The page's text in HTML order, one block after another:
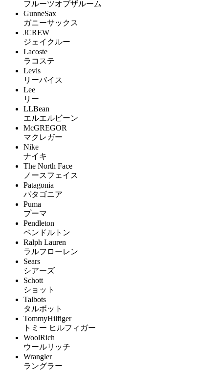
フルーツオブザルーム
GunneSax
ガニーサックス
JCREW
ジェイクルー
Lacoste
ラコステ
Levis
リーバイス
Lee
リー
LLBean
エルエルビーン
McGREGOR
マクレガー
Nike
ナイキ
The North Face
ノースフェイス
Patagonia
パタゴニア
Puma
プーマ
Pendleton
ペンドルトン
Ralph Lauren
ラルフローレン
Sears
シアーズ
Schott
ショット
Talbots
タルボット
TommyHilfiger
トミー ヒルフィガー
WoolRich
ウールリッチ
Wrangler
ラングラー